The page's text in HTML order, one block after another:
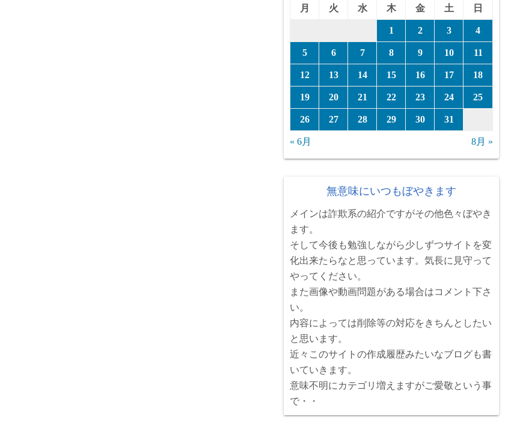
月
火 水 木 金 土 日
1 2 3 4
5 6 7 8 9 10 11
12 13 14 15 16 17 18
19 20 21 22 23 24 25
26 27 28 29 30 31
« 6月 8月 »
無意味にいつもぼやきます
メインは詐欺系の紹介ですがその他色々ぼやき
ます。
そして今後も勉強しながら少しずつサイトを変
化出来たらなと思っています。気長に見守って
やってください。
また画像や動画問題がある場合はコメント下さ
い。
内容によっては削除等の対応をきちんとしたい
と思います。
近々このサイトの作成履歴みたいなブログも書
いていきます。
意味不明にカテゴリ増えますがご愛敬という事
で・・